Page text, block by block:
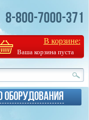
8-800-7000-371
В корзине:
Ваша корзина пуста
оборудования